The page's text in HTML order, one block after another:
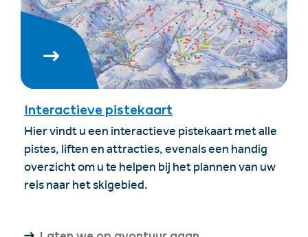
Interactieve pistekaart
Hier vindt u een interactieve pistekaart met alle
pistes, liften en attracties, evenals een handig
overzicht om u te helpen bij het plannen van uw
reis naar het skigebied.